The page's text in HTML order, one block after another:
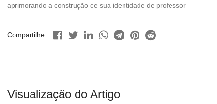
aprimorando a construção de sua identidade de professor.
Compartilhe:
Visualização do Artigo